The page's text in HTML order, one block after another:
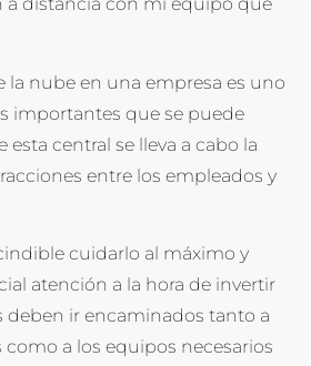
distancia con mi equipo que
la nube en una empresa es uno
importantes que se puede
esta central se lleva a cabo la
entre los empleados y
cuidarlo al máximo y
atención a la hora de invertir
deben ir encaminados tanto a
a los equipos necesarios